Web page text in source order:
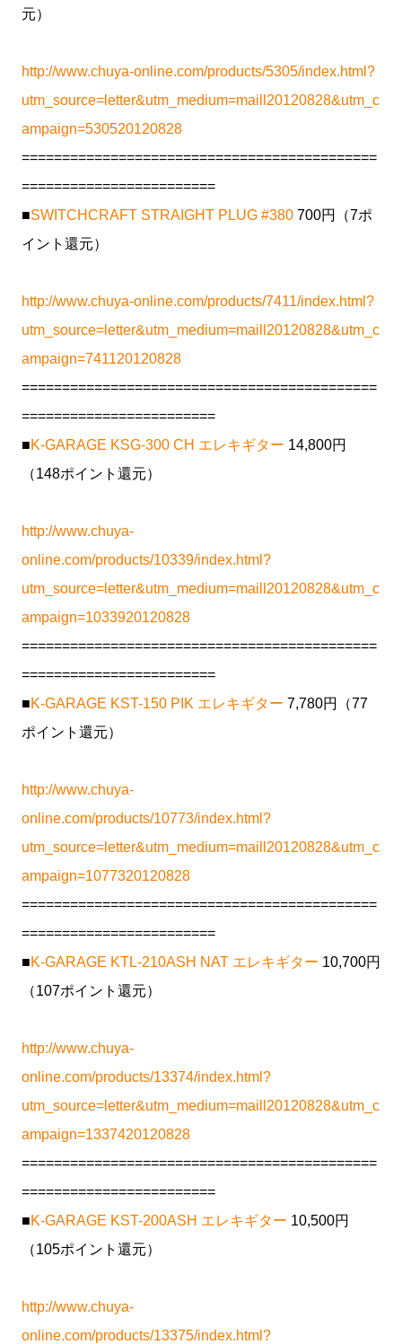
元）
http://www.chuya-online.com/products/5305/index.html?
utm_source=letter&utm_medium=maill20120828&utm_c
ampaign=530520120828
============================================
========================
■SWITCHCRAFT STRAIGHT PLUG #380 700円（7ポ
イント還元）
http://www.chuya-online.com/products/7411/index.html?
utm_source=letter&utm_medium=maill20120828&utm_c
ampaign=741120120828
============================================
========================
■K-GARAGE KSG-300 CH エレキギター 14,800円
（148ポイント還元）
http://www.chuya-
online.com/products/10339/index.html?
utm_source=letter&utm_medium=maill20120828&utm_c
ampaign=1033920120828
============================================
========================
■K-GARAGE KST-150 PIK エレキギター 7,780円（77
ポイント還元）
http://www.chuya-
online.com/products/10773/index.html?
utm_source=letter&utm_medium=maill20120828&utm_c
ampaign=1077320120828
============================================
========================
■K-GARAGE KTL-210ASH NAT エレキギター 10,700円
（107ポイント還元）
http://www.chuya-
online.com/products/13374/index.html?
utm_source=letter&utm_medium=maill20120828&utm_c
ampaign=1337420120828
============================================
========================
■K-GARAGE KST-200ASH エレキギター 10,500円
（105ポイント還元）
http://www.chuya-
online.com/products/13375/index.html?